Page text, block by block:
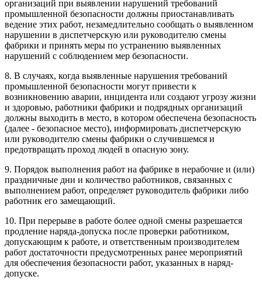
организаций при выявлении нарушений требований
промышленной безопасности должны приостанавливать
ведение этих работ, незамедлительно сообщать о выявленном
нарушении в диспетчерскую или руководителю смены
фабрики и принять меры по устранению выявленных
нарушений с соблюдением мер безопасности.
8. В случаях, когда выявленные нарушения требований
промышленной безопасности могут привести к
возникновению аварии, инцидента или создают угрозу жизни
и здоровью, работники фабрики и подрядных организаций
должны выходить в место, в котором обеспечена безопасность
(далее - безопасное место), информировать диспетчерскую
или руководителю смены фабрики о случившемся и
предотвращать проход людей в опасную зону.
9. Порядок выполнения работ на фабрике в нерабочие и (или)
праздничные дни и количество работников, связанных с
выполнением работ, определяет руководитель фабрики либо
работник его замещающий.
10. При перерыве в работе более одной смены разрешается
продление наряда-допуска после проверки работником,
допускающим к работе, и ответственным производителем
работ достаточности предусмотренных ранее мероприятий
для обеспечения безопасности работ, указанных в наряд-
допуске.